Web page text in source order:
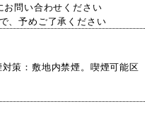
問い合わせください
、予めご了承ください
策：敷地内禁煙。喫煙可能区